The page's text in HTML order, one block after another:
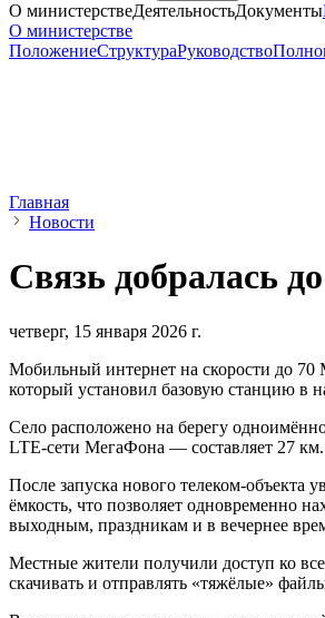
О министерствеДеятельностьДокументы
О министерстве
ПоложениеСтруктураРуководство
Главная
Новости
Связь добралась
четверг, 15 января 2026 г.
Мобильный интернет на скорости до
который установил базовую станцию в
Село расположено на берегу
LTE‑сети МегаФона — составляет 27 км.
После запуска нового телеком-
ёмкость, что позволяет одновременно
выходным, праздникам и в вечернее
Местные жители получили доступ ко
скачивать и отправлять «тяжёлые»